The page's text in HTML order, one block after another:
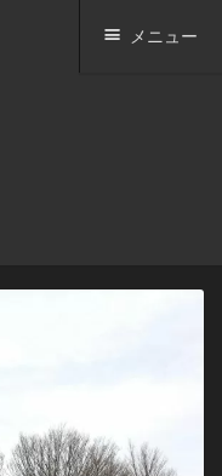
メニュー